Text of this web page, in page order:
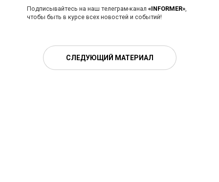
Подписывайтесь на наш телеграм-канал «INFORMER»,
чтобы быть в курсе всех новостей и событий!
СЛЕДУЮЩИЙ МАТЕРИАЛ